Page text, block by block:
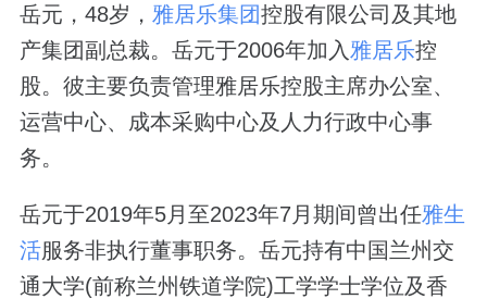
岳元，48岁， 雅居乐集团控股有限公司及其地
产集团副总裁。岳元于2006年加入 雅居乐控
股。彼主要负责管理雅居乐控股主席办公室、
运营中心、成本采购中心及人力行政中心事
务。
岳元于2019年5月至2023年7月期间曾出任雅生
活服务非执行董事职务。岳元持有中国兰州交
通大学(前称兰州铁道学院)工学学士学位及香